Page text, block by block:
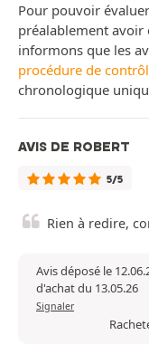
Pour pouvoir
préalablement avoir
informons que les
procédure de
chronologique
AVIS DE ROBERT
5/5
Rien à redire,
Avis déposé le
d'achat du 13.05.26
Signaler